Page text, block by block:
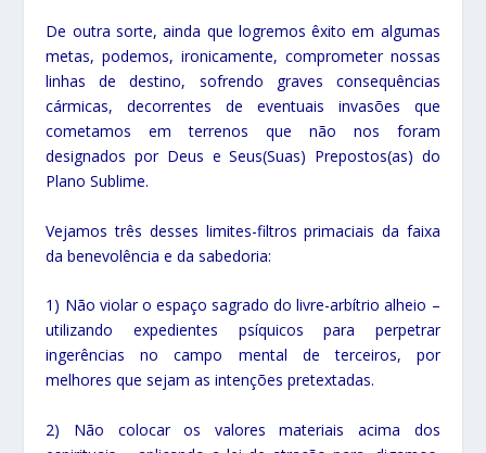
De outra sorte, ainda que logremos êxito em algumas
metas, podemos, ironicamente, comprometer nossas
linhas de destino, sofrendo graves consequências
cármicas, decorrentes de eventuais invasões que
cometamos em terrenos que não nos foram
designados por Deus e Seus(Suas) Prepostos(as) do
Plano Sublime.
Vejamos três desses limites-filtros primaciais da faixa
da benevolência e da sabedoria:
1) Não violar o espaço sagrado do livre-arbítrio alheio –
utilizando expedientes psíquicos para perpetrar
ingerências no campo mental de terceiros, por
melhores que sejam as intenções pretextadas.
2) Não colocar os valores materiais acima dos